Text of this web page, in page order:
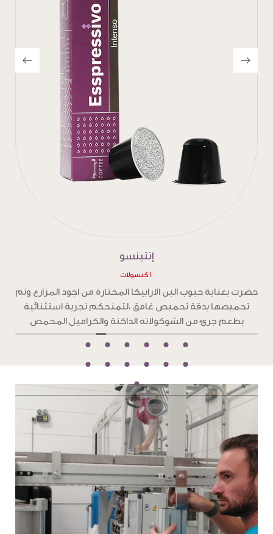
بلوند
١٠ كبسولات
حضرت بعناية حبوب بن الارابيكا المختارة من اجود المزارع ، وتم
تحميصها بدقة تحميص فاتح،لتمنحكم تجربة استثنائية تغمر
حواسكم بنكهات زهرية وفاكهية